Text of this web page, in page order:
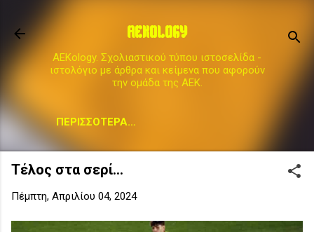
AEKOLOGY
AEKology. Σχολιαστικού τύπου ιστοσελίδα -
ιστολόγιο με άρθρα και κείμενα που αφορούν
την ομάδα της ΑΕΚ.
ΠΕΡΙΣΣΌΤΕΡΑ…
Τέλος στα σερί...
Πέμπτη, Απριλίου 04, 2024